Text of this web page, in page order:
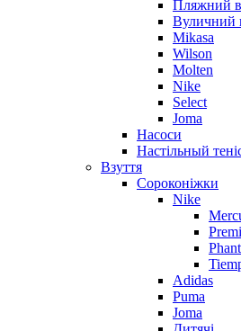
Пляжний
Вуличний
Mikasa
Wilson
Molten
Nike
Select
Joma
Насоси
Настільный
Взуття
Сороконіжки
Nike
Adidas
Puma
Joma